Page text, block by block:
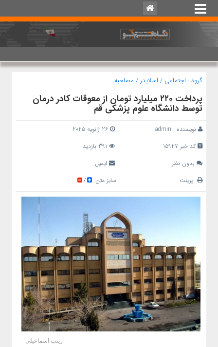
گروه : اجتماعی / اسلایدر / مصاحبه
پرداخت ۲۲۰ میلیارد تومان از معوقات کادر درمان
توسط دانشگاه علوم پزشکی قم
نویسنده : admin
26 ژانویه 2025
کد خبر 15927
بدون نظر
ایمیل
پرینت
سایز متن /
زینب اسماعیلی